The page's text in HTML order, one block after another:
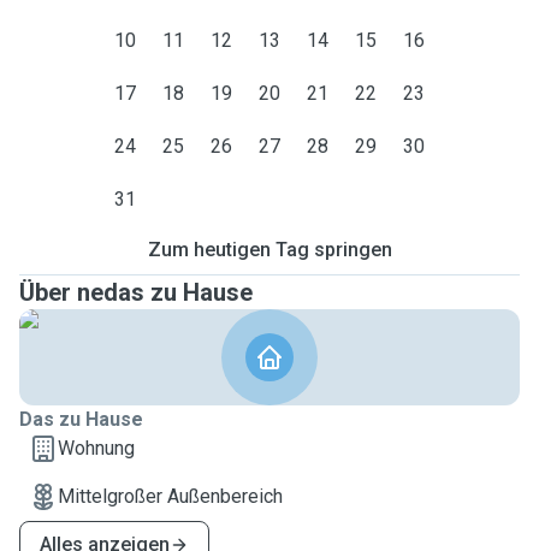
10 11 12 13 14 15 16
17 18 19 20 21 22 23
24 25 26 27 28 29 30
31
Zum heutigen Tag springen
Über nedas zu Hause
Das zu Hause
Wohnung
Mittelgroßer Außenbereich
Alles anzeigen